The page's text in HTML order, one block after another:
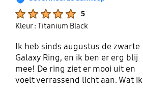
5
Kleur : Titanium Black
Ik heb sinds augustus de zwarte
Galaxy Ring, en ik ben er erg blij
mee! De ring ziet er mooi uit en
voelt verrassend licht aan. Wat ik